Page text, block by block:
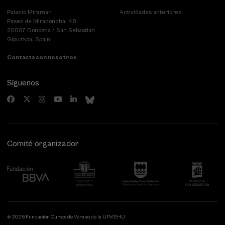
Palacio Miramar
Paseo de Miraconcha, 48
20007 Donostia / San Sebastián
Gipuzkoa, Spain
Contacta con nosotros
Actividades anteriores
Síguenos
Comité organizador
© 2026 Fundación Cursos de Verano de la UPV/EHU